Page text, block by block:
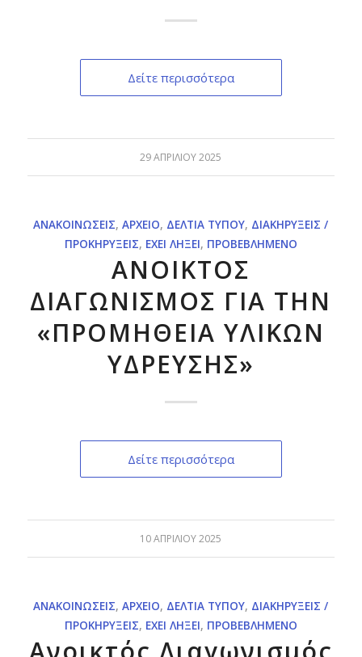
Δείτε περισσότερα
29 ΑΠΡΙΛΊΟΥ 2025
ΑΝΑΚΟΙΝΏΣΕΙΣ,ΑΡΧΕΊΟ, ΔΕΛΤΊΑ ΤΎΠΟΥ, ΔΙΑΚΗΡΎΞΕΙΣ /
ΠΡΟΚΗΡΎΞΕΙΣ, ΈΧΕΙ ΛΉΞΕΙ, ΠΡΟΒΕΒΛΗΜΈΝΟ
ΑΝΟΙΚΤΟΣ
ΔΙΑΓΩΝΙΣΜΟΣ ΓΙΑ ΤΗΝ
«ΠΡΟΜΗΘΕΙΑ ΥΛΙΚΩΝ
ΥΔΡΕΥΣΗΣ»
Δείτε περισσότερα
10 ΑΠΡΙΛΊΟΥ 2025
ΑΝΑΚΟΙΝΏΣΕΙΣ,ΑΡΧΕΊΟ, ΔΕΛΤΊΑ ΤΎΠΟΥ, ΔΙΑΚΗΡΎΞΕΙΣ /
ΠΡΟΚΗΡΎΞΕΙΣ, ΈΧΕΙ ΛΉΞΕΙ, ΠΡΟΒΕΒΛΗΜΈΝΟ